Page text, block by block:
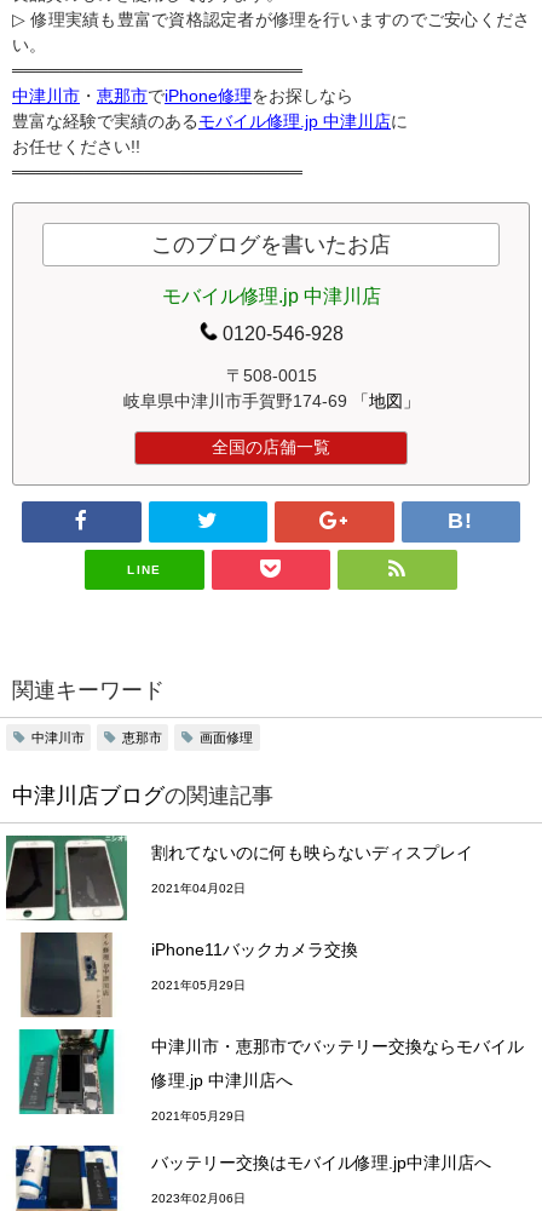
▷ 修理実績も豊富で資格認定者が修理を行いますのでご安心くださ
い。
════════════════════════
中津川市 ・ 恵那市でiPhone修理をお探しなら
豊富な経験で実績のある モバイル修理.jp 中津川店に
お任せください!!
════════════════════════
このブログを書いたお店
モバイル修理.jp 中津川店
0120-546-928
〒508-0015
岐阜県中津川市手賀野174-69
「地図」
全国の店舗一覧
LINE
関連キーワード
中津川市 恵那市 画面修理
中津川店ブログの関連記事
割れてないのに何も映らないディスプレイ
2021年04月02日
iPhone11バックカメラ交換
2021年05月29日
中津川市・恵那市でバッテリー交換ならモバイル
修理.jp 中津川店へ
2021年05月29日
バッテリー交換はモバイル修理.jp中津川店へ
2023年02月06日